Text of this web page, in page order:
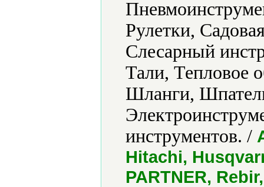
Рулетки,
Слесарный
Тали, Тепловое
Шланги,
инструментов. /
Hitachi,
PARTNER,